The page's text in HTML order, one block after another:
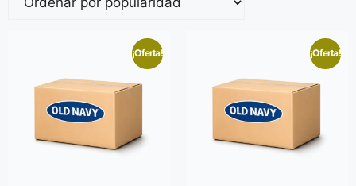
¡Oferta! ¡Oferta!